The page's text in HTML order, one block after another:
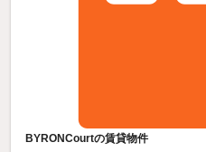
BYRONCourtの賃貸物件